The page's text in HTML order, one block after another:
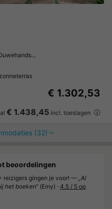
€ 1.302,53
€ 1.438,45 incl. toeslagen
(32)
beoordelingen
reizigers gingen je voor! — „Al
het boeken“ (Emy) · 4.5 / 5 op